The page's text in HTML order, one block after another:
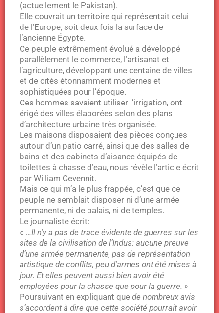
(actuellement le Pakistan).
Elle couvrait un territoire qui représentait celui
de l’Europe, soit deux fois la surface de
l’ancienne Égypte.
Ce peuple extrêmement évolué a développé
parallèlement le commerce, l’artisanat et
l’agriculture, développant une centaine de villes
et de cités étonnamment modernes et
sophistiquées pour l’époque.
Ces hommes savaient utiliser l’irrigation, ont
érigé des villes élaborées selon des plans
d’architecture urbaine très organisée.
Les maisons disposaient des pièces conçues
autour d’un patio carré, ainsi que des salles de
bains et des cabinets d’aisance équipés de
toilettes à chasse d’eau, nous révèle l’article écrit
par William Cevennit.
Mais ce qui m’a le plus frappée, c’est que ce
peuple ne semblait disposer ni d’une armée
permanente, ni de palais, ni de temples.
Le journaliste écrit:
« ...Il n’y a pas de trace évidente de guerres sur les
sites de la civilisation de l’Indus: aucune preuve
d’une armée permanente, pas de représentation
artistique de conflits, peu d’armes ont été mises à
jour. Et elles peuvent aussi bien avoir été
employées pour la chasse que pour la guerre. »
Poursuivant en expliquant que de nombreux avis
s’accordent à dire que cette société pourrait avoir